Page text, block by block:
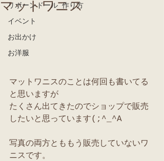
リボーンドール 作り方
イベント
お出かけ
お洋服
マットワニス
マットワニスのことは何回も書いてる
と思いますが
たくさん出てきたのでショップで販売
したいと思っています(;^_^A
写真の両方とももう販売していないワ
ニスです。